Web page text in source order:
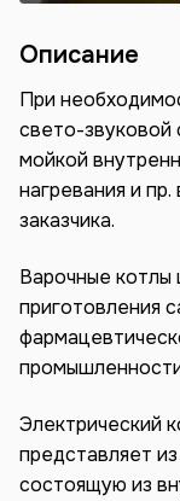
Описание
При
свето-звуковой
мойкой
нагревания и
заказчика.
Варочные котлы
приготовления
Электрический
представляет
состоящую из